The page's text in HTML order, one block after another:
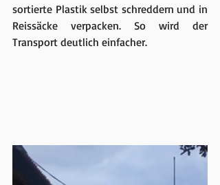
sortierte Plastik selbst schreddern und in
Reissäcke verpacken. So wird der
Transport deutlich einfacher.